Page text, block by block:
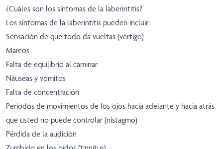
¿Cuáles son los síntomas de la laberintitis?
Los síntomas de la laberintitis pueden incluir:
Sensación de que todo da vueltas (vértigo)
Mareos
Falta de equilibrio al caminar
Náuseas y vómitos
Falta de concentración
Períodos de movimientos de los ojos hacia adelante y hacia atrás
que usted no puede controlar (nistagmo)
Pérdida de la audición